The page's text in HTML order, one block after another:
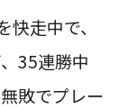
走中で、
35連勝中
敗でプレー